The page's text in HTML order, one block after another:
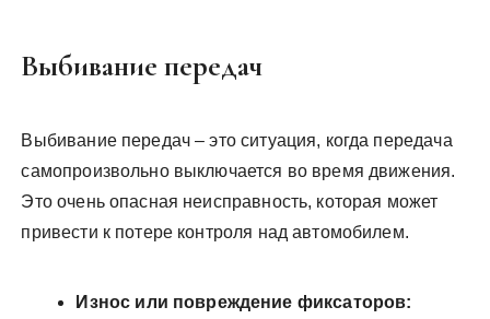
Выбивание передач
Выбивание передач – это ситуация, когда передача
самопроизвольно выключается во время движения.
Это очень опасная неисправность, которая может
привести к потере контроля над автомобилем.
Износ или повреждение фиксаторов: